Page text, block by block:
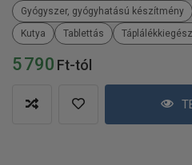
5 790 Ft-tól
Gyógyszer, gyógyhatású készítmény
Kutya
Tablettás